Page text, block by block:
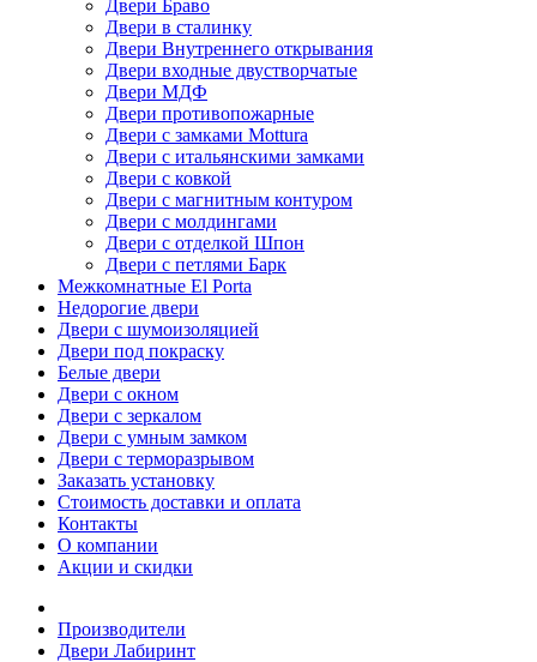
Двери Браво
Двери в сталинку
Двери Внутреннего открывания
Двери входные двустворчатые
Двери МДФ
Двери противопожарные
Двери с замками Mottura
Двери с итальянскими замками
Двери с ковкой
Двери с магнитным контуром
Двери с молдингами
Двери с отделкой Шпон
Двери с петлями Барк
Межкомнатные El Porta
Недорогие двери
Двери с шумоизоляцией
Двери под покраску
Белые двери
Двери с окном
Двери с зеркалом
Двери с умным замком
Двери с терморазрывом
Заказать установку
Стоимость доставки и оплата
Контакты
О компании
Акции и скидки
Производители
Двери Лабиринт